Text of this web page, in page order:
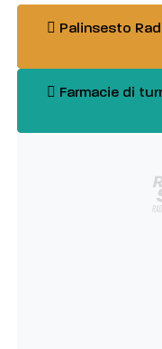
Palinsesto
Farmacie di